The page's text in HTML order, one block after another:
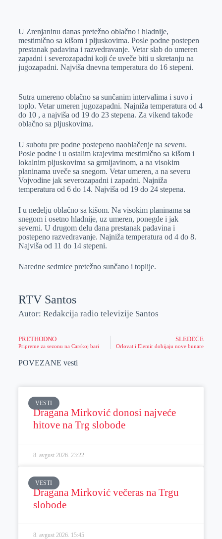
e
r
I
n
s
A
p
a
i
l
U Zrenjaninu danas pretežno oblačno i hladnije,
mestimično sa kišom i pljuskovima. Posle podne postepen
prestanak padavina i razvedravanje. Vetar slab do umeren
zapadni i severozapadni koji će uveče biti u skretanju na
jugozapadni. Najviša dnevna temperatura do 16 stepeni.
Sutra umereno oblačno sa sunčanim intervalima i suvo i
toplo. Vetar umeren jugozapadni. Najniža temperatura od 4
do 10 , a najviša od 19 do 23 stepena. Za vikend takođe
oblačno sa pljuskovima.
U subotu pre podne postepeno naoblačenje na severu.
Posle podne i u ostalim krajevima mestimično sa kišom i
lokalnim pljuskovima sa grmljavinom, a na visokim
planinama uveče sa snegom. Vetar umeren, a na severu
Vojvodine jak severozapadni i zapadni. Najniža
temperatura od 6 do 14. Najviša od 19 do 24 stepena.
I u nedelju oblačno sa kišom. Na visokim planinama sa
snegom i osetno hladnije, uz umeren, ponegde i jak
severni. U drugom delu dana prestanak padavina i
postepeno razvedravanje. Najniža temperatura od 4 do 8.
Najviša od 11 do 14 stepeni.
Naredne sedmice pretežno sunčano i toplije.
RTV Santos
Autor: Redakcija radio televizije Santos
PRETHODNO
Pripreme za sezonu na Carskoj bari
SLEDEĆE
Orlovat i Elemir dobijaju nove bunare
POVEZANE vesti
VESTI
Dragana Mirković donosi najveće
hitove na Trg slobode
8. avgust 2026. 23:22
VESTI
Dragana Mirković večeras na Trgu
slobode
8. avgust 2026. 15:45